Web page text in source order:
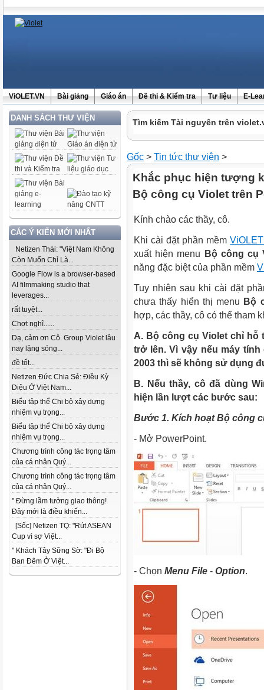
ViOLET.VN Bài giảng Giáo án Đề thi & Kiểm tra Tư liệu E-
DANH SÁCH THƯ VIỆN
CÁC Ý KIẾN MỚI NHẤT
Netizen Thái: "Việt Nam Không
Còn Muốn Chỉ Là...
Google Flow is a browser-based
AI filmmaking studio that
leverages...
rất tuyệt...
Chợt nghĩ......
Dạ, cảm ơn Cô. Group Violet lâu
nay lặng sóng...
đề tốt...
Netizen Đức Chia Sẻ: Điều Kỳ
Diệu Ở Việt Nam...
Biểu tập thể Chi bộ xây dựng
nhiệm vụ trọng...
Biểu tập thể Chi bộ xây dựng
nhiệm vụ trọng...
Chương trình công tác trọng tâm
của cá nhân Quý...
Chương trình công tác trọng tâm
của cá nhân Quý...
" Đừng lầm tưởng giao thông!
Đây mới là điều khiến...
[Sốc] Netizen TQ: "Rút ASEAN
Cup vì sợ Việt...
" Khách Tây Sững Sờ: "Đi Bộ
Ban Đêm Ở Việt...
Tìm kiếm Tài nguyên trên
Gốc > Tin tức thư viện >
Khắc phục hiện tượng
Bộ công cụ Violet trên
Kính chào các thầy, cô.
Khi cài đặt phần mềm
xuất hiện menu
Bộ công cụ
năng đặc biệt của phần mềm
Tuy nhiên sau khi cài đặt
chưa thấy hiển thị menu Bộ
hợp, các thầy, cô có thể tham
A. Bộ công cụ Violet chỉ hỗ
trở lên. Vì vậy nếu máy tính
2003 thì sẽ không sử dụng
B. Nếu thầy, cô đã dùng
hiện lần lượt các bước sau:
Bước 1. Kích hoạt Bộ công
- Mở PowerPoint.
- Chọn Menu File - Option.